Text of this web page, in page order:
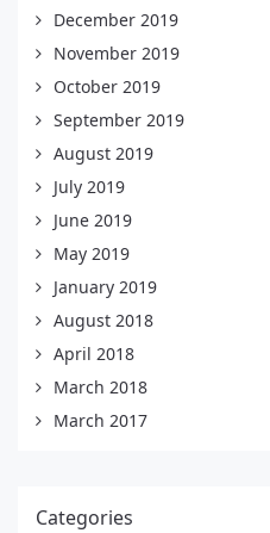
December 2019
November 2019
October 2019
September 2019
August 2019
July 2019
June 2019
May 2019
January 2019
August 2018
April 2018
March 2018
March 2017
Categories